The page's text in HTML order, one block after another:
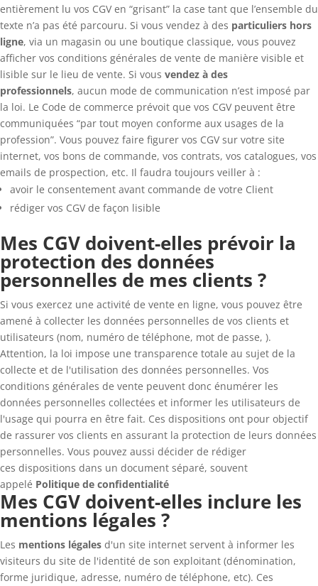
entièrement lu vos CGV en “grisant” la case tant que l’ensemble du
texte n’a pas été parcouru. Si vous vendez à des particuliers hors
ligne, via un magasin ou une boutique classique, vous pouvez
afficher vos conditions générales de vente de manière visible et
lisible sur le lieu de vente. Si vous vendez à des
professionnels, aucun mode de communication n’est imposé par
la loi. Le Code de commerce prévoit que vos CGV peuvent être
communiquées “par tout moyen conforme aux usages de la
profession”. Vous pouvez faire figurer vos CGV sur votre site
internet, vos bons de commande, vos contrats, vos catalogues, vos
emails de prospection, etc. Il faudra toujours veiller à :
avoir le consentement avant commande de votre Client
rédiger vos CGV de façon lisible
Mes CGV doivent-elles prévoir la
protection des données
personnelles de mes clients ?
Si vous exercez une activité de vente en ligne, vous pouvez être
amené à collecter les données personnelles de vos clients et
utilisateurs (nom, numéro de téléphone, mot de passe, ).
Attention, la loi impose une transparence totale au sujet de la
collecte et de l'utilisation des données personnelles. Vos
conditions générales de vente peuvent donc énumérer les
données personnelles collectées et informer les utilisateurs de
l'usage qui pourra en être fait. Ces dispositions ont pour objectif
de rassurer vos clients en assurant la protection de leurs données
personnelles. Vous pouvez aussi décider de rédiger
ces dispositions dans un document séparé, souvent
appelé Politique de confidentialité
Mes CGV doivent-elles inclure les
mentions légales ?
Les mentions légales d'un site internet servent à informer les
visiteurs du site de l'identité de son exploitant (dénomination,
forme juridique, adresse, numéro de téléphone, etc). Ces